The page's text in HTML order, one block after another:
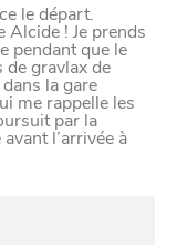
le départ.
Alcide ! Je prends
pendant que le
de gravlax de
la gare
me rappelle les
par la
l’arrivée à